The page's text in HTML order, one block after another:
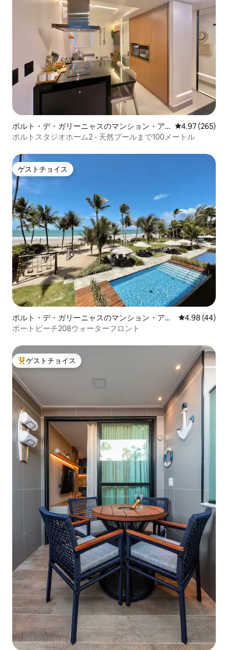
ポルト・デ・ガリーニャスのマンション・ア
パート
レビュー265
4.97 (265)
ポルトスタジオホーム2 - 天然プールまで100メートル
ゲストチョイス
ゲストチョイス
ポルト・デ・ガリーニャスのマンション・アパ
ート
レビュー44
4.98 (44)
ポートビーチ208ウォーターフロント
大好評のゲストチョイスです。
ゲストチョイス